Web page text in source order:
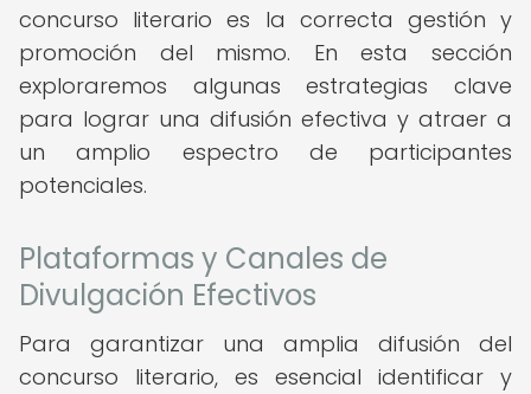
concurso literario es la correcta gestión y
promoción del mismo. En esta sección
exploraremos algunas estrategias clave
para lograr una difusión efectiva y atraer a
un amplio espectro de participantes
potenciales.
Plataformas y Canales de
Divulgación Efectivos
Para garantizar una amplia difusión del
concurso literario, es esencial identificar y